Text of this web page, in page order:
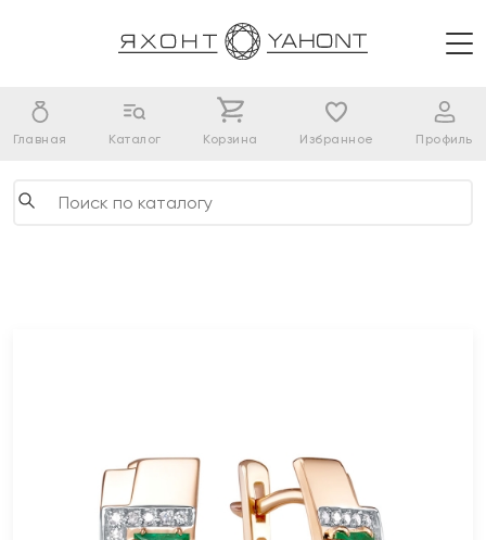
Главная Каталог Корзина Избранное Профиль